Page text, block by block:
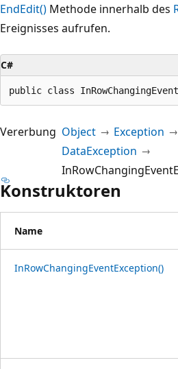
EndEdit() Methode innerhalb des
Ereignisses aufrufen.
C#
public class
Vererbung Object Exception
DataException
Konstruktoren
Name
InRowChangingEventException()